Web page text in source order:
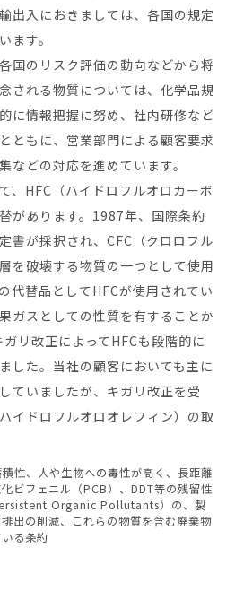
出入におきましては、各国の規定
ます。
国のリスク評価の動向などから将
される物質については、化学品規
に情報把握に努め、社内研修など
ともに、営業部門による顧客要求
などの対応を進めています。
、HFC（ハイドロフルオロカーボ
があります。1987年、国際条約
書が採択され、CFC（クロロフル
を破壊する物質の一つとして使用
代替品としてHFCが使用されてい
ガスとしての性質を有することか
リ改正によってHFCも段階的に
した。当社の顧客においても主に
ていましたが、キガリ改正を受
イドロフルオロオレフィン）の取
性、人や生物への毒性が高く、長距離
ビフェニル（PCB）、DDT等の残留性
Organic Pollutants）の、製
出の削減、これらの物質を含む廃棄物
る条約